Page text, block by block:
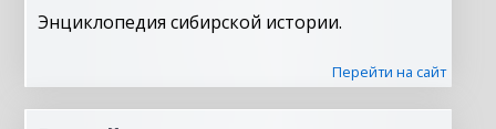
Энциклопедия сибирской истории.
Перейти на сайт